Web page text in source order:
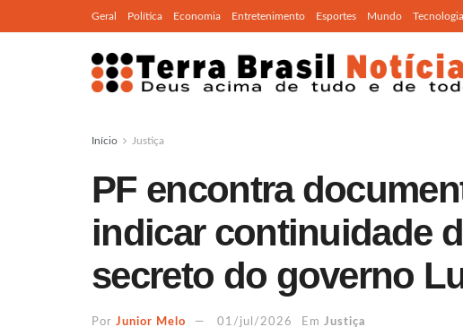
Geral Política Economia Entretenimento Esportes Mundo Tecnologia
Início Justiça
PF encontra
indicar continuidade
secreto do governo
Por Junior Melo 01/jul/2026 Em Justiça